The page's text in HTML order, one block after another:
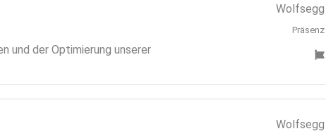
und der Optimierung unserer
Wolfsegg
Präsenz
Wolfsegg